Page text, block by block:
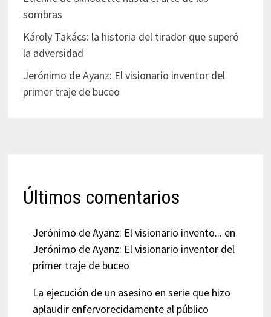
sombras
Károly Takács: la historia del tirador que superó
la adversidad
Jerónimo de Ayanz: El visionario inventor del
primer traje de buceo
Últimos comentarios
Jerónimo de Ayanz: El visionario invento... en
Jerónimo de Ayanz: El visionario inventor del
primer traje de buceo
La ejecución de un asesino en serie que hizo
aplaudir enfervorecidamente al público